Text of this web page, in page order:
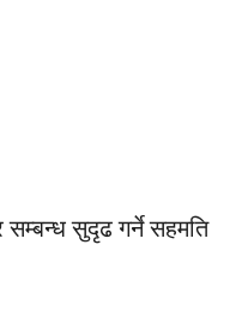
सुदृढ गर्ने सहमति